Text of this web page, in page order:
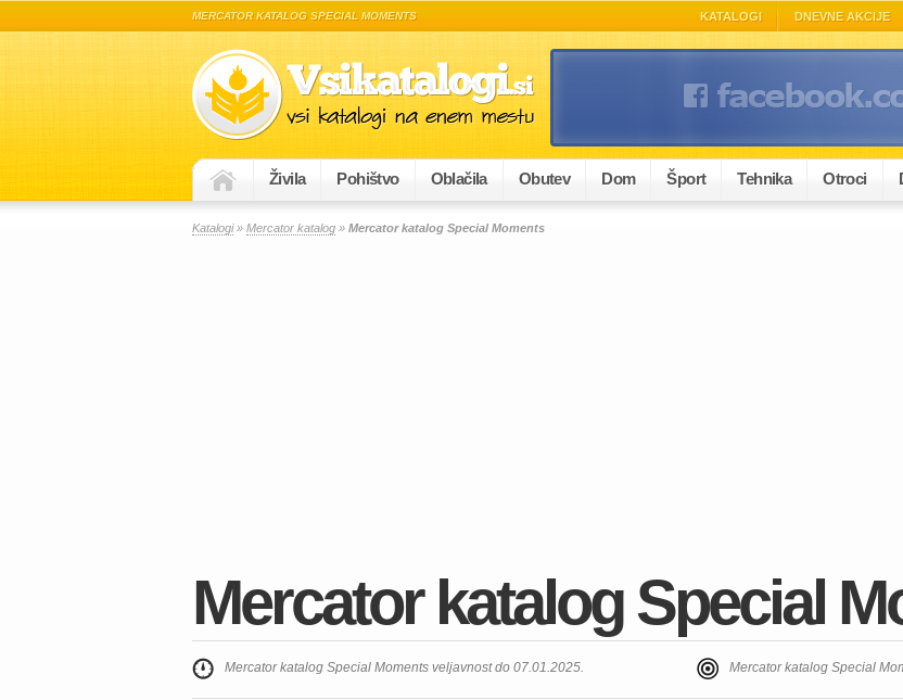
MERCATOR KATALOG SPECIAL MOMENTS KATALOGI DNEVNE AKCIJE
Živila Pohištvo Oblačila Obutev Dom Šport Tehnika Otroci
Katalogi» Mercator katalog » Mercator katalog Special Moments
Mercator katalog Special
Mercator katalog Special Moments veljavnost do 07.01.2025. Mercator katalog Special